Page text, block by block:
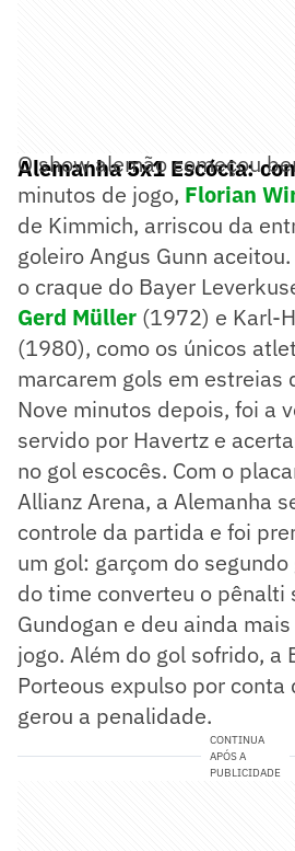
Alemanha 5x1 Escócia:
O show alemão começou
minutos de jogo, Florian
de Kimmich, arriscou da
goleiro Angus Gunn
o craque do Bayer
Gerd Müller (1972) e Karl-
(1980), como os únicos
marcarem gols em estreias
Nove minutos depois, foi a
servido por Havertz e
no gol escocês. Com o
Allianz Arena, a Alemanha
controle da partida e foi
um gol: garçom do
do time converteu o pênalti
Gundogan e deu ainda
jogo. Além do gol sofrido, a
Porteous expulso por conta
gerou a penalidade.
CONTINUA
APÓS A
PUBLICIDADE